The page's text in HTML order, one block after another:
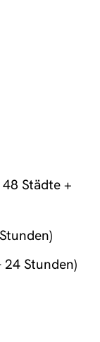
Städte +
24 Stunden)